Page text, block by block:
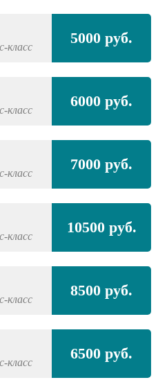
класс 5000 руб.
класс 6000 руб.
класс 7000 руб.
класс 10500 руб.
класс 8500 руб.
класс 6500 руб.